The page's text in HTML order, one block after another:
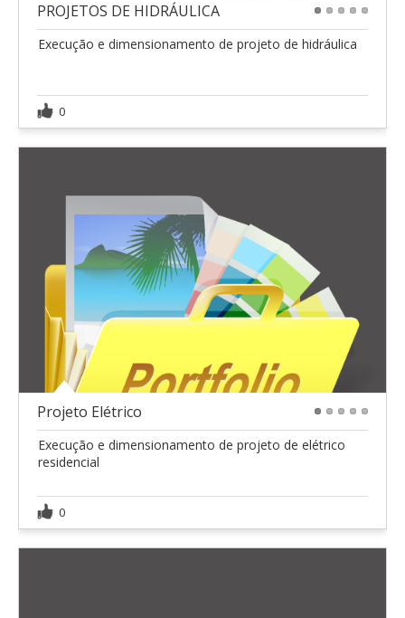
PROJETOS DE HIDRÁULICA
Execução e dimensionamento de projeto de hidráulica
0
Projeto Elétrico
Execução e dimensionamento de projeto de elétrico
residencial
0